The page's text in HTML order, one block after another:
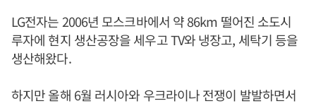
LG전자는 2006년 모스크바에서 약 86km 떨어진 소도시
루자에 현지 생산공장을 세우고 TV와 냉장고, 세탁기 등을
생산해왔다.
하지만 올해 6월 러시아와 우크라이나 전쟁이 발발하면서